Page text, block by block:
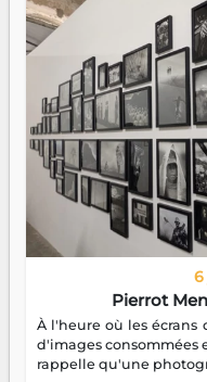
6
Pierrot
À l'heure où les écrans
d'images consommées
rappelle qu'une